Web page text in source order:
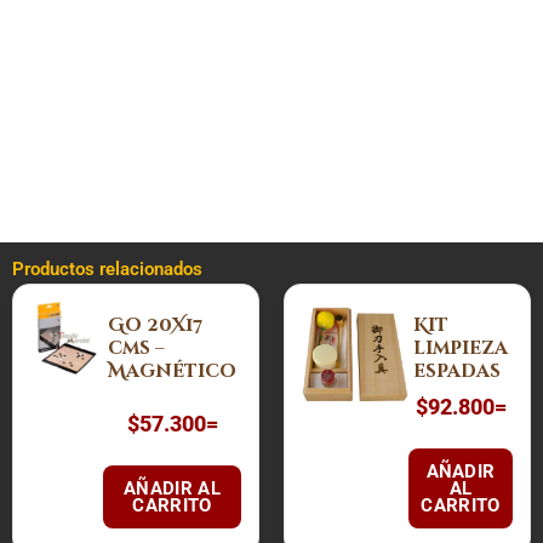
Productos relacionados
Go 20X17
cms –
Magnético
$57.300=
AÑADIR AL
CARRITO
Kit
limpieza
espadas
$92.800=
AÑADIR
AL
CARRITO